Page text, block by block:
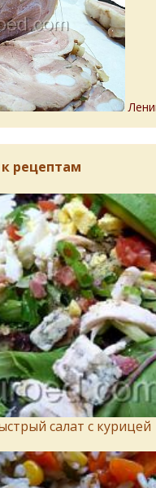
рецептам
салат с курицей